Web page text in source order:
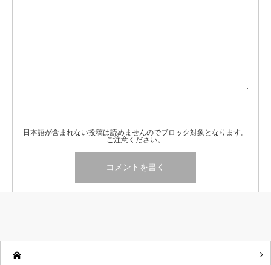
日本語が含まれない投稿は読めませんのでブロック対象となります。
ご注意ください。